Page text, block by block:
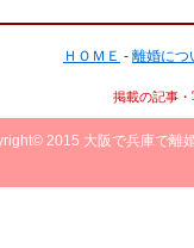
ＨＯＭＥ - 離婚につ
掲載の記事
2015 大阪で兵庫で離